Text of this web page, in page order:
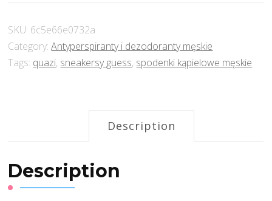
SKU: 6c5e66e0732a
Category:Antyperspiranty i dezodoranty męskie
Tags: quazi, sneakersy guess, spodenki kąpielowe męskie
Description
Description